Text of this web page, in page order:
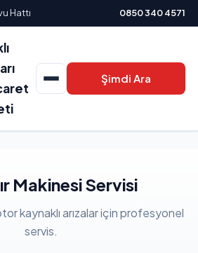
Hattı 0850 340 4571
Şimdi Ara
Makinesi Servisi
kaynaklı arızalar için profesyonel
servis.